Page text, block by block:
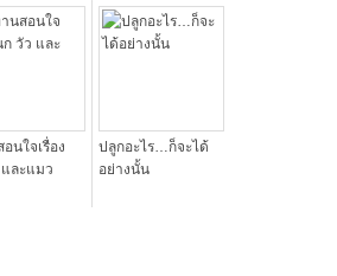
นใจเรื่อง
ละแมว
ปลูกอะไร…ก็จะได้
อย่างนั้น